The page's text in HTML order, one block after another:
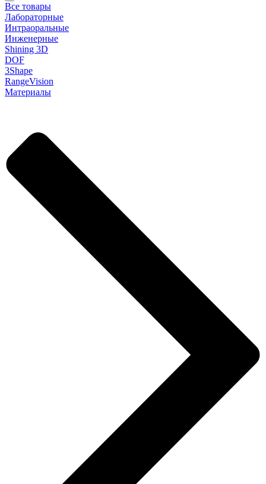
Все товары
Лабораторные
Интраоральные
Инженерные
Shining 3D
DOF
3Shape
RangeVision
Материалы